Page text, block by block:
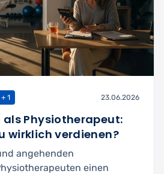
+ 1 23.06.2026
Physiotherapeut:
wirklich verdienen?
angehenden
einen